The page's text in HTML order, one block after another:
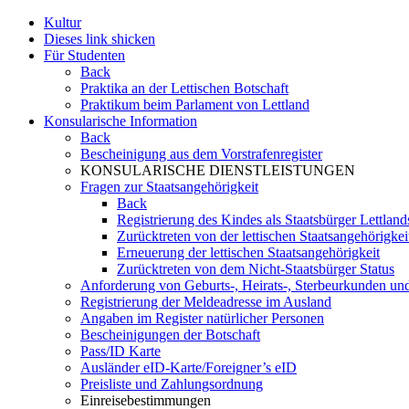
Kultur
Dieses link shicken
Für Studenten
Back
Praktika an der Lettischen Botschaft
Praktikum beim Parlament von Lettland
Konsularische Information
Back
Bescheinigung aus dem Vorstrafenregister
KONSULARISCHE DIENSTLEISTUNGEN
Fragen zur Staatsangehörigkeit
Back
Registrierung des Kindes als Staatsbürger
Zurücktreten von der lettischen
Erneuerung der lettischen Staatsangehörigkeit
Zurücktreten von dem Nicht-Staatsbürger Status
Anforderung von Geburts-, Heirats-, Sterbeurkunden
Registrierung der Meldeadresse im Ausland
Angaben im Register natürlicher Personen
Bescheinigungen der Botschaft
Pass/ID Karte
Ausländer eID-Karte/Foreigner’s eID
Preisliste und Zahlungsordnung
Einreisebestimmungen